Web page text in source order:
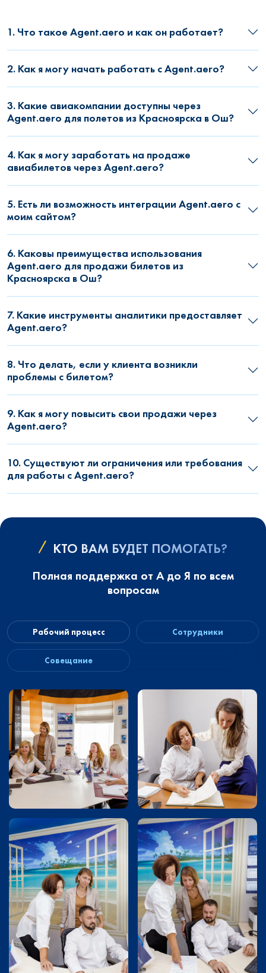
1. Что такое Agent.aero и как он работает?
2. Как я могу начать работать с Agent.aero?
3. Какие авиакомпании доступны через
Agent.aero для полетов из Красноярска в Ош?
4. Как я могу заработать на продаже
авиабилетов через Agent.aero?
5. Есть ли возможность интеграции Agent.aero с
моим сайтом?
6. Каковы преимущества использования
Agent.aero для продажи билетов из
Красноярска в Ош?
7. Какие инструменты аналитики предоставляет
Agent.aero?
8. Что делать, если у клиента возникли
проблемы с билетом?
9. Как я могу повысить свои продажи через
Agent.aero?
10. Существуют ли ограничения или требования
для работы с Agent.aero?
КТО ВАМ БУДЕТ ПОМОГАТЬ?
Полная поддержка от А до Я по всем
вопросам
Рабочий процесс Сотрудники
Совещание